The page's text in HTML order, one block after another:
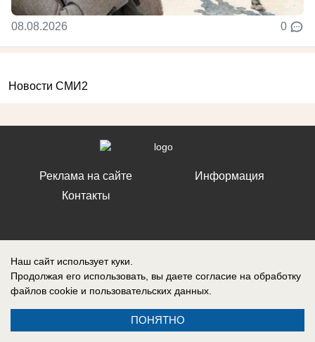
08.08.2026 0
Новости СМИ2
Реклама на сайте
Контакты
Информация
Запись о регистрации СМИ: ЭЛ № ФС 77 – 86242, выдано
Федеральной службой по надзору в сфере связи, информационных
технологий и массовых коммуникаций (Роскомнадзор) 10 ноября 2023
Наш сайт использует куки.
Продолжая его использовать, вы даете согласие на обработку
файлов cookie и пользовательских данных.
ПОНЯТНО